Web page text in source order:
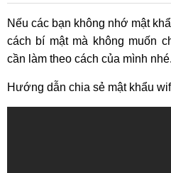
Nếu các bạn không nhớ mật
cách bí mật mà không muốn
cần làm theo cách của mình nhé.
Hướng dẫn chia sẻ mật khẩu